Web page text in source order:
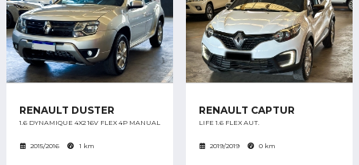
RENAULT DUSTER
1.6 DYNAMIQUE 4X2 16V FLEX 4P MANUAL
2015/2016 1 km
RENAULT CAPTUR
LIFE 1.6 FLEX AUT.
2019/2019 0 km